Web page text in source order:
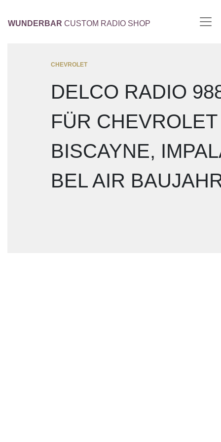
WUNDERBAR CUSTOM RADIO SHOP
CHEVROLET
DELCO RADIO
FÜR CHEVROLET
BISCAYNE,
BEL AIR